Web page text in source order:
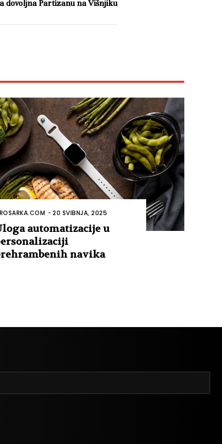
dovoljna Partizanu na Višnjiku
-20 SVIBNJA, 2025
automatizacije u
navika